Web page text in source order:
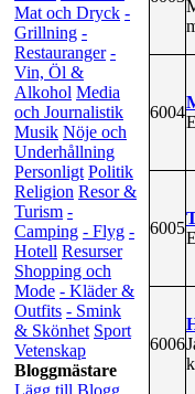
Mat och Dryck -
Grillning -
Restauranger -
Vin, Öl &
Alkohol Media
och Journalistik
Musik Nöje och
Underhållning
Personligt Politik
Religion Resor &
Turism -
Camping - Flyg -
Hotell Resurser
Shopping och
Mode - Kläder &
Outfits - Smink
& Skönhet Sport
Vetenskap
Bloggmästare
Lägg till Blogg
6004
6005
6006